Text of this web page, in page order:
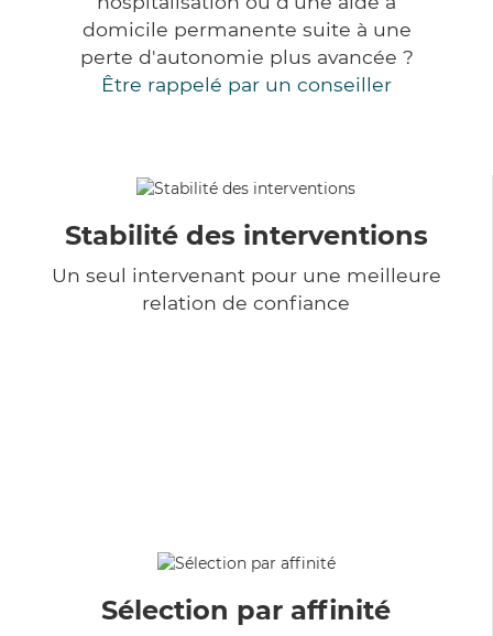
domicile permanente suite à une
perte d'autonomie plus avancée ?
Être rappelé par un conseiller
Stabilité des interventions
Un seul intervenant pour une meilleure
relation de confiance
Sélection par affinité